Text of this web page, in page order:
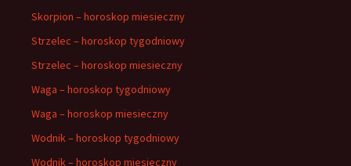
Skorpion – horoskop miesieczny
Strzelec – horoskop tygodniowy
Strzelec – horoskop miesieczny
Waga – horoskop tygodniowy
Waga – horoskop miesieczny
Wodnik – horoskop tygodniowy
Wodnik – horoskop miesieczny